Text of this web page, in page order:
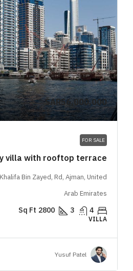
SAR56,000,000
FOR SALE
villa with rooftop terrace
Bin Zayed, Rd, Ajman, United
Arab Emirates
4
3
2800
Sq Ft
VILLA
Yusuf Patel